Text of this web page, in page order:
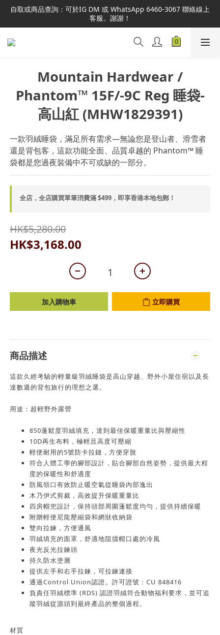
本網站為港澳地區指定總代理官方直營，全店商品均為正品正貨，
並享售後服務，敬請安心選購。
自取或商品查詢：可於IG DM 或 WhatsApp 6460-3067 聯絡線上
客服。謝謝！
本網站為港澳地區指定總代理官方直營，全店商品均為正品正貨，
並享售後服務，敬請安心選購。
Mountain Hardwear /
Phantom™ 15F/-9C Reg 睡袋-
高山紅 (MHW1829391)
一款羽絨睡袋，滿足所有需求—無論您是登山者、滑雪者
還是背包客，這款功能全面、品質卓越的 Phantom™ 睡
袋都是您過夜裝備中不可或缺的一部分。
全店，全店購買單筆消費滿 $499，即享香港本地包郵！
HK$5,280.00
HK$3,168.00
加入購物車 立即購買
商品描述
這款久經考驗的輕量級羽絨睡袋是高山穿越、野外小屋住宿以及長
達數週的背包旅行的理想之選。
用途：超輕野外露營
850蓬鬆度羽絨填充，達到最佳保暖重量比與壓縮性
10D再生布料，極輕且高度可壓縮
輕便耐用的5號防卡拉鏈，方便穿脫
符合人體工學的腳部設計，貼合腳部自然姿勢，提供最大程
度的保暖性和舒適度
防風領口有效防止暖空氣從睡袋內部逸出
木乃伊式剪裁，高效提升保暖重量比
四房帽兜設計，保持頭部周圍蓬鬆度均勻，提供持續保暖
附贈輕便尼龍壓縮袋和網狀收納袋
雙向拉鍊，方便通風
羽絨填充的面罩，舒適地阻擋帽口處的冷風
夜光反光拉鍊頭
持久防水塗層
提供左手和右手拉鍊，可拉鍊連接
通過Control Union認證。許可證號：CU 848416
負責任羽絨標準 (RDS) 認證羽絨符合動物福利要求，並可追
蹤羽絨從源頭到最終產品的整個過程。
材質